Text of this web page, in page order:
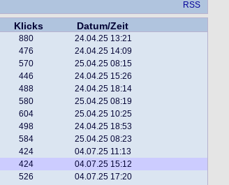
RSS
Klicks
Datum/Zeit
880 24.04.25 13:21
476 24.04.25 14:09
570 25.04.25 08:15
446 24.04.25 15:26
488 24.04.25 18:14
580 25.04.25 08:19
604 25.04.25 10:25
498 24.04.25 18:53
584 25.04.25 08:23
424 04.07.25 11:13
424 04.07.25 15:12
526 04.07.25 17:20